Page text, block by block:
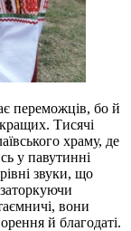
переможців, бо й
Тисячі
храму, де
у павутинні
звуки, що
вони
й благодаті.